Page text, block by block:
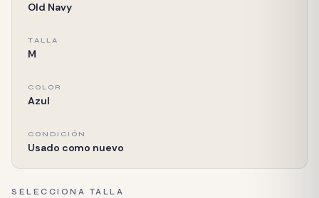
Old Navy
TALLA
M
COLOR
Azul
CONDICIÓN
Usado como nuevo
SELECCIONA TALLA